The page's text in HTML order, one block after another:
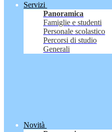
Servizi
Panoramica
Famiglie e studenti
Personale scolastico
Percorsi di studio
Generali
Novità